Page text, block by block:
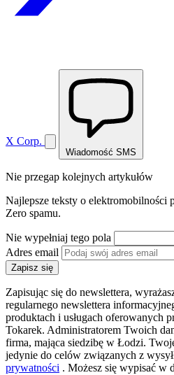
X Corp.
Wiadomość SMS
Nie przegap kolejnych artykułów
Najlepsze teksty o elektromobilności
Zero spamu.
Nie wypełniaj tego pola
Adres email
Zapisz się
Zapisując się do newslettera,
regularnego newslettera
produktach i usługach oferowanych
Tokarek. Administratorem Twoich
firma, mająca siedzibę w Łodzi.
jedynie do celów związanych z
prywatności . Możesz się wypisać w